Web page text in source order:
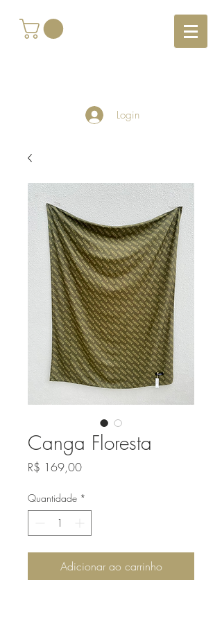
Login
Canga Floresta
R$ 169,00Preço
Quantidade *
Adicionar ao carrinho